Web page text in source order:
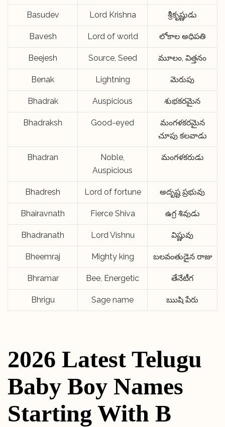
Basudev Lord Krishna శ్రీకృష్ణుడు
Bavesh Lord of world లోకాల అధిపతి
Beejesh Source, Seed మూలం, విత్తనం
Benak Lightning మెరుపు
Bhadrak Auspicious శుభకరమైన
Bhadraksh Good-eyed
మంగళకరమైన
చూపు కలవాడు
Bhadran
Noble,
Auspicious
మంగళకరుడు
Bhadresh Lord of fortune అదృష్ట ప్రభువు
Bhairavnath Fierce Shiva ఉగ్ర శివుడు
Bhadranath Lord Vishnu విష్ణువు
Bheemraj Mighty king బలవంతుడైన రాజు
Bhramar Bee, Energetic తేనేటీగ
Bhrigu Sage name ఋషి పేరు
2026 Latest Telugu
Baby Boy Names
Starting With B